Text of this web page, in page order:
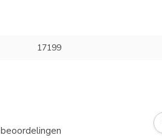
17199
beoordelingen